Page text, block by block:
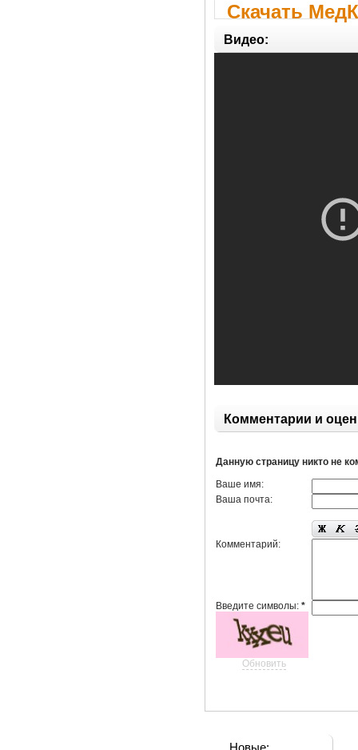
Скачать
Видео:
Комментарии и
Данную страницу никто не
Ваше имя:
Ваша почта:
Комментарий:
Введите символы:*
Обновить
Новые: